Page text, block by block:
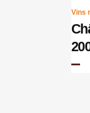
Vins